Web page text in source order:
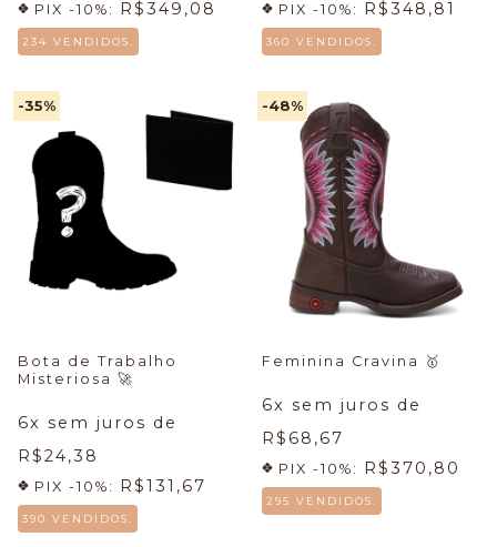
PIX -10%: R$349,08
234 VENDIDOS.
PIX -10%: R$348,81
360 VENDIDOS.
-35%
Bota de Trabalho
Misteriosa 🚀
6x sem juros de
R$24,38
PIX -10%: R$131,67
390 VENDIDOS.
-48%
Feminina Cravina 🥇
6x sem juros de
R$68,67
PIX -10%: R$370,80
295 VENDIDOS.